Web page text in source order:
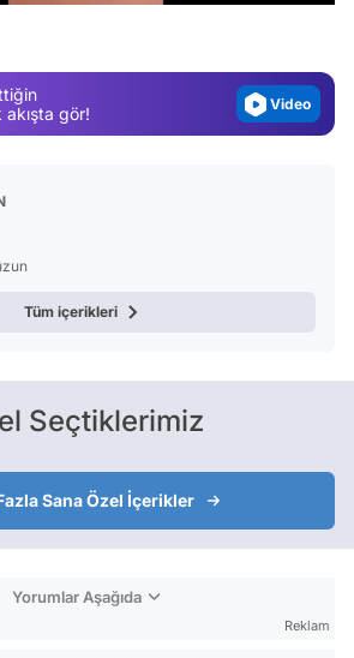
gör!
Video
Tüm içerikleri
Seçtiklerimiz
Sana Özel İçerikler
Yorumlar Aşağıda
Reklam